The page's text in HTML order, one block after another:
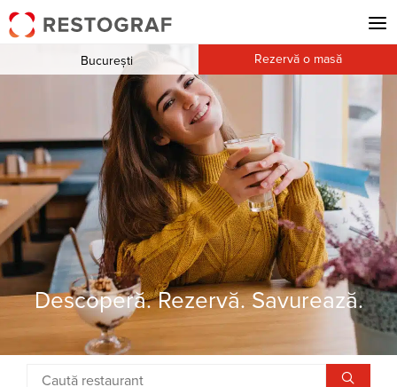
Descoperă. Rezervă. Savurează.
București Rezervă o masă